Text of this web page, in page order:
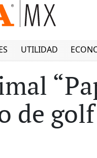
UTILIDAD
de golf